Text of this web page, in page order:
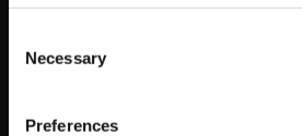
Selection
Necessary
Preferences